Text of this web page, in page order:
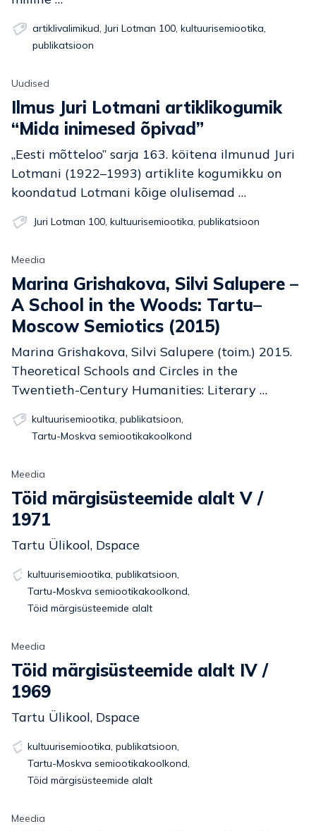
artiklivalimikud, Juri Lotman 100, kultuurisemiootika,
publikatsioon
Uudised
Ilmus Juri Lotmani artiklikogumik
“Mida inimesed õpivad”
„Eesti mõtteloo” sarja 163. köitena ilmunud Juri
Lotmani (1922–1993) artiklite kogumikku on
koondatud Lotmani kõige olulisemad …
Juri Lotman 100, kultuurisemiootika, publikatsioon
Meedia
Marina Grishakova, Silvi Salupere –
A School in the Woods: Tartu–
Moscow Semiotics (2015)
Marina Grishakova, Silvi Salupere (toim.) 2015.
Theoretical Schools and Circles in the
Twentieth-Century Humanities: Literary …
kultuurisemiootika, publikatsioon,
Tartu-Moskva semiootikakoolkond
Meedia
Töid märgisüsteemide alalt V /
1971
Tartu Ülikool, Dspace
kultuurisemiootika, publikatsioon,
Tartu-Moskva semiootikakoolkond,
Töid märgisüsteemide alalt
Meedia
Töid märgisüsteemide alalt IV /
1969
Tartu Ülikool, Dspace
kultuurisemiootika, publikatsioon,
Tartu-Moskva semiootikakoolkond,
Töid märgisüsteemide alalt
Meedia